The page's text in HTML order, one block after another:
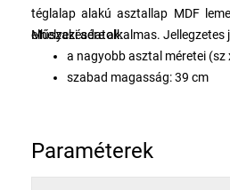
téglalap alakú asztallap MDF
elhelyezésére alkalmas.
Műszaki adatok:
a nagyobb asztal méretei (sz
szabad magasság: 39 cm
asztallap vastagsága: 2,5 cm
Paraméterek